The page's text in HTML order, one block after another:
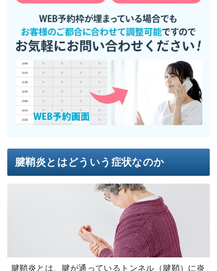
腱鞘炎とはどういう症状なのか
腱鞘炎とは、腱が通っているトンネル（腱鞘）に炎